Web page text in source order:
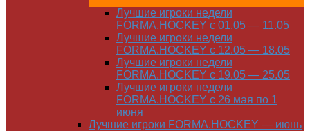
Лучшие игроки недели
FORMA.HOCKEY с 01.05 — 11.05
Лучшие игроки недели
FORMA.HOCKEY с 12.05 — 18.05
Лучшие игроки недели
FORMA.HOCKEY с 19.05 — 25.05
Лучшие игроки недели
FORMA.HOCKEY с 26 мая по 1
июня
Лучшие игроки FORMA.HOCKEY — июнь